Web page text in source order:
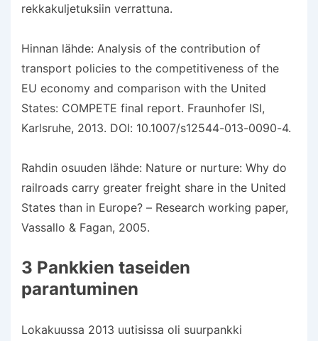
rekkakuljetuksiin verrattuna.
Hinnan lähde: Analysis of the contribution of
transport policies to the competitiveness of the
EU economy and comparison with the United
States: COMPETE final report. Fraunhofer ISI,
Karlsruhe, 2013. DOI: 10.1007/s12544-013-0090-4.
Rahdin osuuden lähde: Nature or nurture: Why do
railroads carry greater freight share in the United
States than in Europe? – Research working paper,
Vassallo & Fagan, 2005.
3 Pankkien taseiden
parantuminen
Lokakuussa 2013 uutisissa oli suurpankki